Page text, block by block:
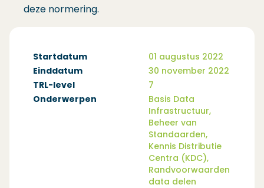
deze normering.
Startdatum
01 augustus 2022
Einddatum
30 november 2022
TRL-level
7
Onderwerpen
Basis Data
Infrastructuur,
Beheer van
Standaarden,
Kennis Distributie
Centra (KDC),
Randvoorwaarden
data delen